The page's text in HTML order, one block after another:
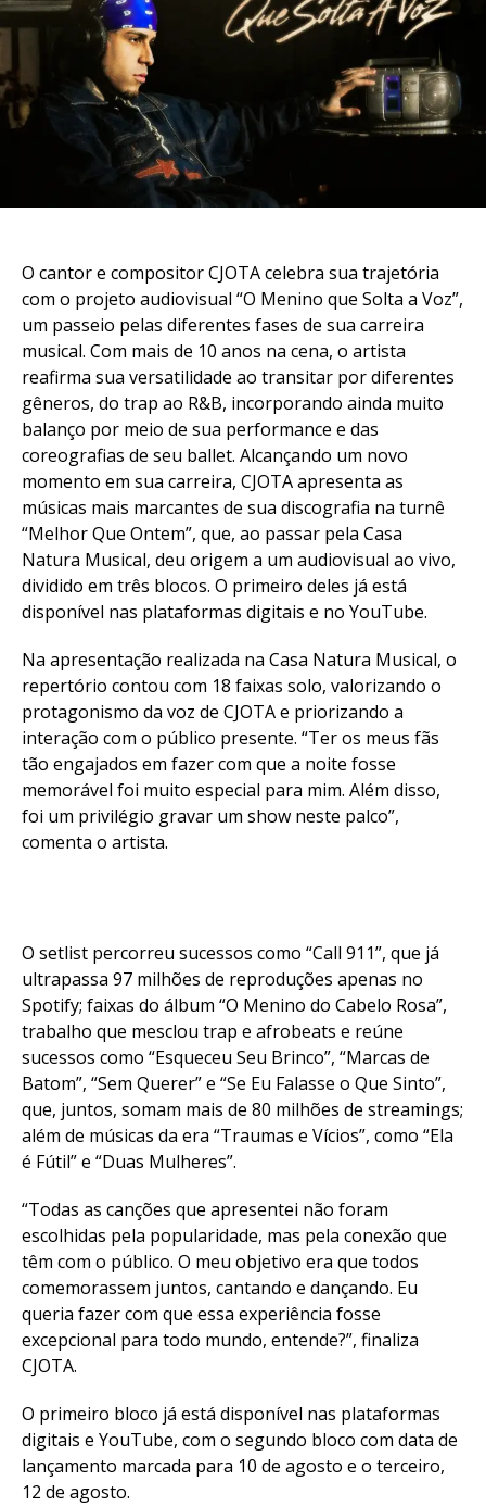
O cantor e compositor CJOTA celebra sua trajetória
com o projeto audiovisual “O Menino que Solta a Voz”,
um passeio pelas diferentes fases de sua carreira
musical. Com mais de 10 anos na cena, o artista
reafirma sua versatilidade ao transitar por diferentes
gêneros, do trap ao R&B, incorporando ainda muito
balanço por meio de sua performance e das
coreografias de seu ballet. Alcançando um novo
momento em sua carreira, CJOTA apresenta as
músicas mais marcantes de sua discografia na turnê
“Melhor Que Ontem”, que, ao passar pela Casa
Natura Musical, deu origem a um audiovisual ao vivo,
dividido em três blocos. O primeiro deles já está
disponível nas plataformas digitais e no YouTube.
Na apresentação realizada na Casa Natura Musical, o
repertório contou com 18 faixas solo, valorizando o
protagonismo da voz de CJOTA e priorizando a
interação com o público presente. “Ter os meus fãs
tão engajados em fazer com que a noite fosse
memorável foi muito especial para mim. Além disso,
foi um privilégio gravar um show neste palco”,
comenta o artista.
O setlist percorreu sucessos como “Call 911”, que já
ultrapassa 97 milhões de reproduções apenas no
Spotify; faixas do álbum “O Menino do Cabelo Rosa”,
trabalho que mesclou trap e afrobeats e reúne
sucessos como “Esqueceu Seu Brinco”, “Marcas de
Batom”, “Sem Querer” e “Se Eu Falasse o Que Sinto”,
que, juntos, somam mais de 80 milhões de streamings;
além de músicas da era “Traumas e Vícios”, como “Ela
é Fútil” e “Duas Mulheres”.
“Todas as canções que apresentei não foram
escolhidas pela popularidade, mas pela conexão que
têm com o público. O meu objetivo era que todos
comemorassem juntos, cantando e dançando. Eu
queria fazer com que essa experiência fosse
excepcional para todo mundo, entende?”, finaliza
CJOTA.
O primeiro bloco já está disponível nas plataformas
digitais e YouTube, com o segundo bloco com data de
lançamento marcada para 10 de agosto e o terceiro,
12 de agosto.